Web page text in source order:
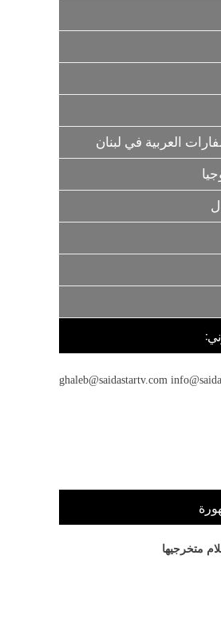
العربية في لبنان
ghaleb@saidastartv.com
متخرجيها